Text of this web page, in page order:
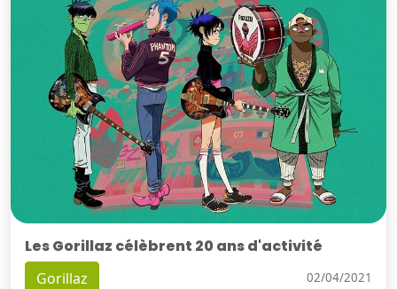
Les Gorillaz célèbrent 20 ans d'activité
Gorillaz 02/04/2021